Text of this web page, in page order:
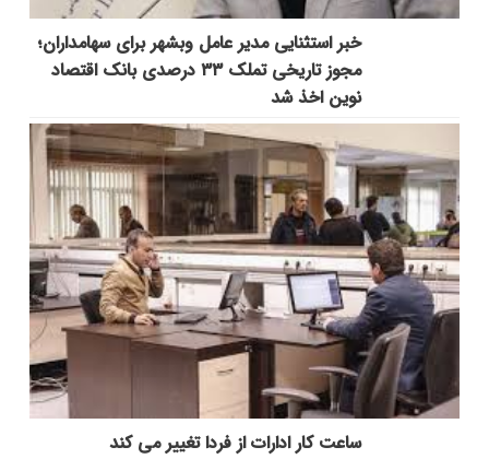
خبر استثنایی مدیر عامل وبشهر برای سهامداران؛
مجوز تاریخی تملک ۳۳ درصدی بانک اقتصاد
نوین اخذ شد
ساعت کار ادارات از فردا تغییر می کند